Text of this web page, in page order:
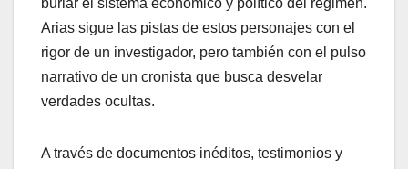
burlar el sistema económico y político del régimen.
Arias sigue las pistas de estos personajes con el
rigor de un investigador, pero también con el pulso
narrativo de un cronista que busca desvelar
verdades ocultas.
A través de documentos inéditos, testimonios y